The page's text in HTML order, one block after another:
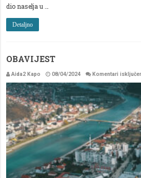
dio naselja u …
Detaljno
OBAVIJEST
Aida2 Kapo 08/04/2024 Komentari